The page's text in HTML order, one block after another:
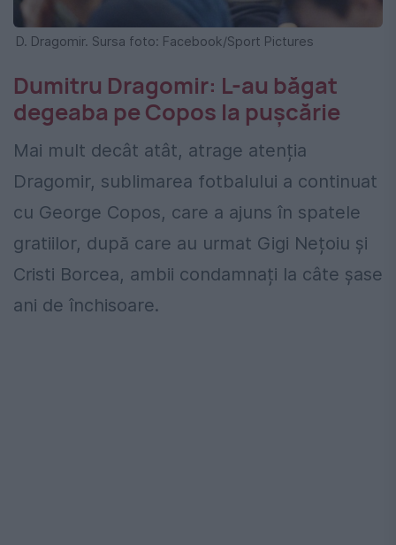
D. Dragomir. Sursa foto: Facebook/Sport Pictures
Dumitru Dragomir: L-au băgat
degeaba pe Copos la pușcărie
Mai mult decât atât, atrage atenția
Dragomir, sublimarea fotbalului a continuat
cu George Copos, care a ajuns în spatele
gratiilor, după care au urmat Gigi Nețoiu și
Cristi Borcea, ambii condamnați la câte șase
ani de închisoare.